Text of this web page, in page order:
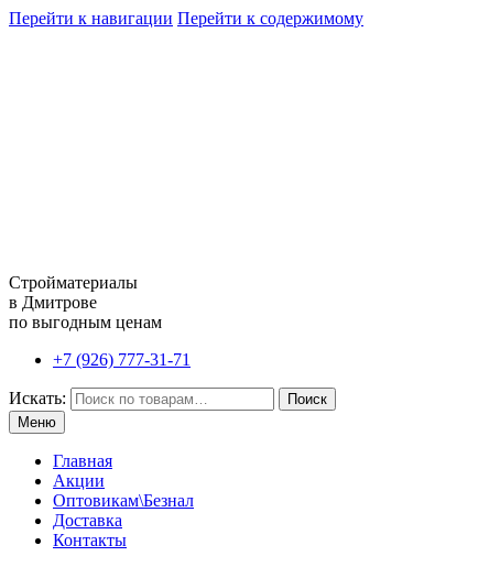
Перейти к навигации Перейти к содержимому
Стройматериалы
в Дмитрове
по выгодным ценам
+7 (926) 777-31-71
Искать:
Поиск
Меню
Главная
Акции
Оптовикам\Безнал
Доставка
Контакты